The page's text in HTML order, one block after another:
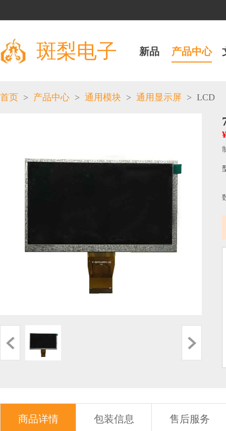
斑梨电子 新品 产品中心
首页 > 产品中心 > 通用模块 > 通用显示屏 > LCD
商品详情 包装信息 售后服务